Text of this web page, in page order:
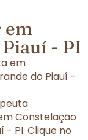
em
- PI
em
do Piauí -
Constelação
- PI. Clique no